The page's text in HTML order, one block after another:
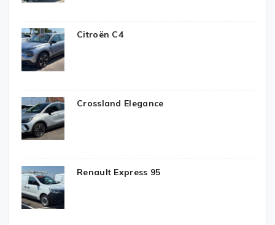
Citroën C4
Crossland Elegance
Renault Express 95